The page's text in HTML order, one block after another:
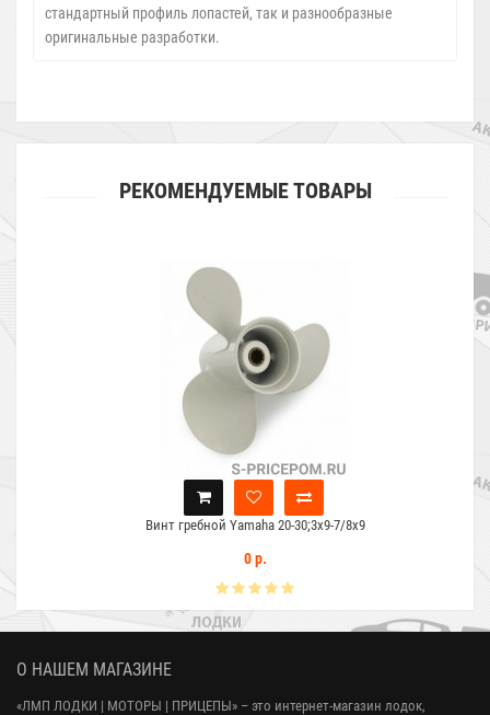
стандартный профиль лопастей, так и разнообразные
оригинальные разработки.
РЕКОМЕНДУЕМЫЕ ТОВАРЫ
Винт гребной Yamaha 20-30;3x9-7/8x9
0 р.
О НАШЕМ МАГАЗИНЕ
«ЛМП ЛОДКИ | МОТОРЫ | ПРИЦЕПЫ» – это интернет-магазин лодок,